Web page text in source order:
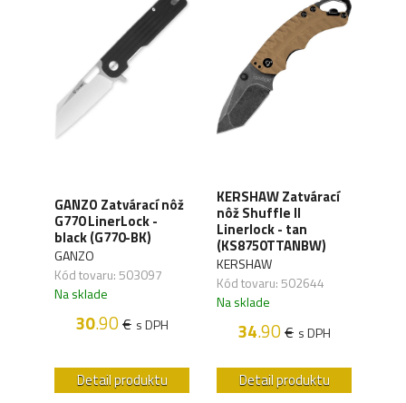
GANZO Zatvárací nôž
G770 LinerLock -
black (G770-BK)
GANZO
Kód tovaru: 503097
Na sklade
30.90€ s DPH
Detail produktu
KERSHAW Zatvárací
nôž Shuffle II
Linerlock - tan
(KS8750TTANBW)
KERSHAW
Kód tovaru: 502644
Na sklade
34.90€ s DPH
Detail produktu